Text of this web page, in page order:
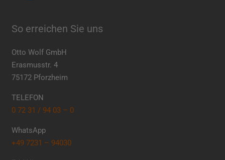
So erreichen Sie uns
Otto Wolf GmbH
Erasmusstr. 4
75172 Pforzheim
TELEFON
0 72 31 / 94 03 – 0
WhatsApp
+49 7231 – 94030